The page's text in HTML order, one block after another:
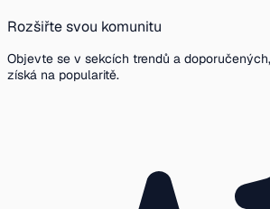
Rozšiřte svou komunitu
Objevte se v sekcích trendů a
získá na popularitě.